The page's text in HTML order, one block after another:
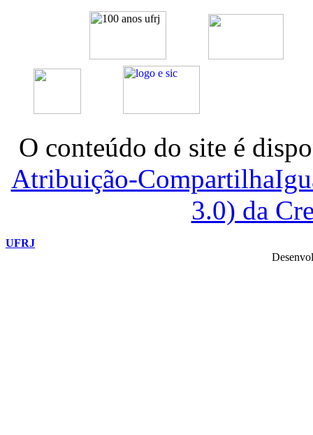
O conteúdo do site é
Atribuição-
3.0) da
UFRJ